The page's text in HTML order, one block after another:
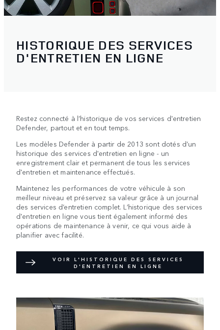
HISTORIQUE DES SERVICES
D'ENTRETIEN EN LIGNE
Restez connecté à l’historique de vos services d'entretien
Defender, partout et en tout temps.
Les modèles Defender à partir de 2013 sont dotés d’un
historique des services d'entretien en ligne - un
enregistrement clair et permanent de tous les services
d'entretien et maintenance effectués.
Maintenez les performances de votre véhicule à son
meilleur niveau et préservez sa valeur grâce à un journal
des services d’entretien complet. L’historique des services
d'entretien en ligne vous tient également informé des
opérations de maintenance à venir, ce qui vous aide à
planifier avec facilité.
VOIR L'HISTORIQUE DES SERVICES
D'ENTRETIEN EN LIGNE